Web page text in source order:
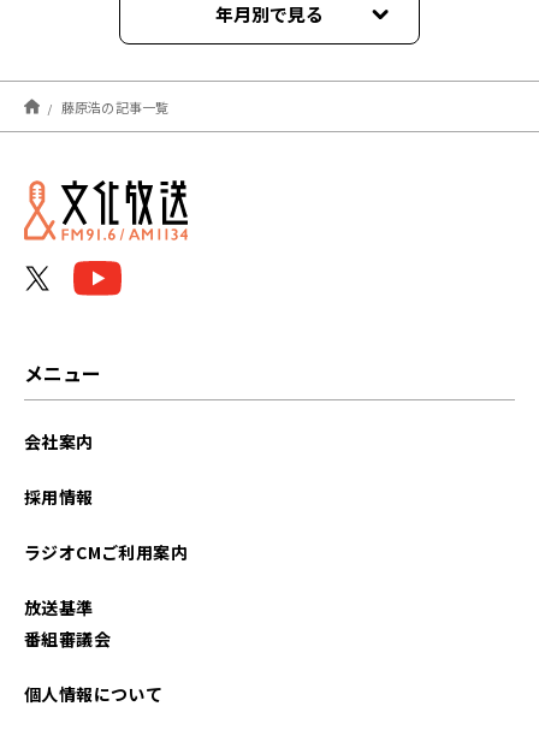
年月別で見る
2026年02月
2024年09月
2023年11月
藤原浩の記事一覧
メニュー
会社案内
採用情報
ラジオCMご利用案内
放送基準
番組審議会
個人情報について